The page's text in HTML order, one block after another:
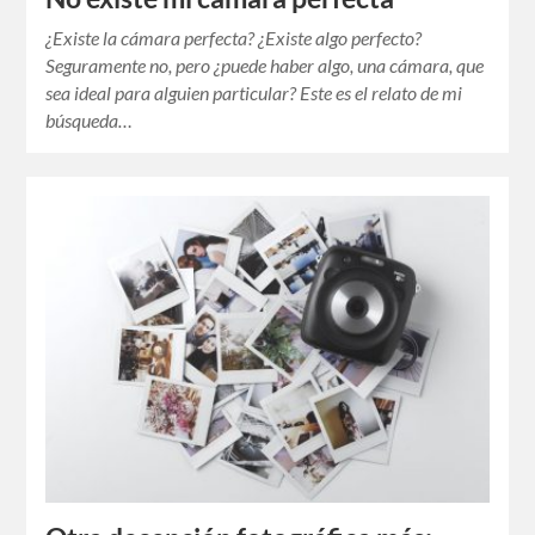
¿Existe la cámara perfecta? ¿Existe algo perfecto?
Seguramente no, pero ¿puede haber algo, una cámara, que
sea ideal para alguien particular? Este es el relato de mi
búsqueda…